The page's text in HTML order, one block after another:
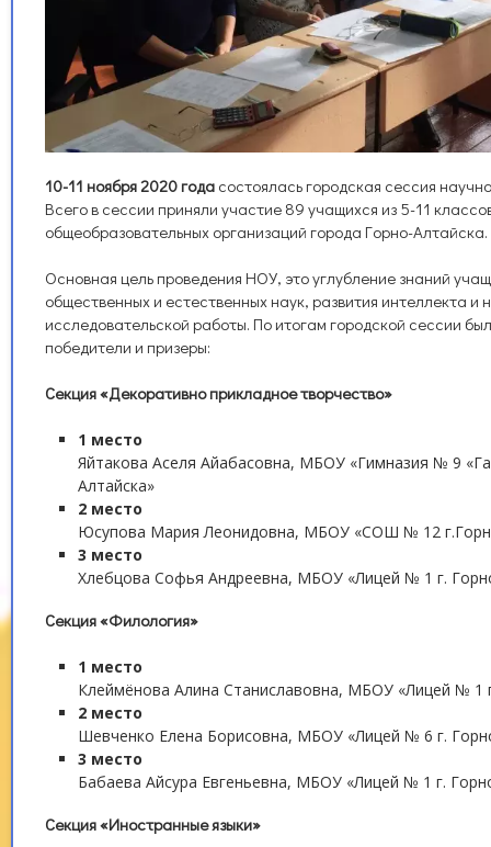
10-11 ноября 2020 года состоялась городская сессия
Всего в сессии приняли участие 89 учащихся из 5-11
общеобразовательных организаций города Горно-Алтайска.
Основная цель проведения НОУ, это углубление знаний
общественных и естественных наук, развития интеллекта и
исследовательской работы. По итогам городской сессии
победители и призеры:
Секция «Декоративно прикладное творчество»
1 место
Яйтакова Аселя Айабасовна, МБОУ «Гимназия № 9
Алтайска»
2 место
Юсупова Мария Леонидовна, МБОУ «СОШ № 12
3 место
Хлебцова Софья Андреевна, МБОУ «Лицей № 1 г.
Секция «Филология»
1 место
Клеймёнова Алина Станиславовна, МБОУ «Лицей № 1
2 место
Шевченко Елена Борисовна, МБОУ «Лицей № 6 г.
3 место
Бабаева Айсура Евгеньевна, МБОУ «Лицей № 1 г.
Секция «Иностранные языки»